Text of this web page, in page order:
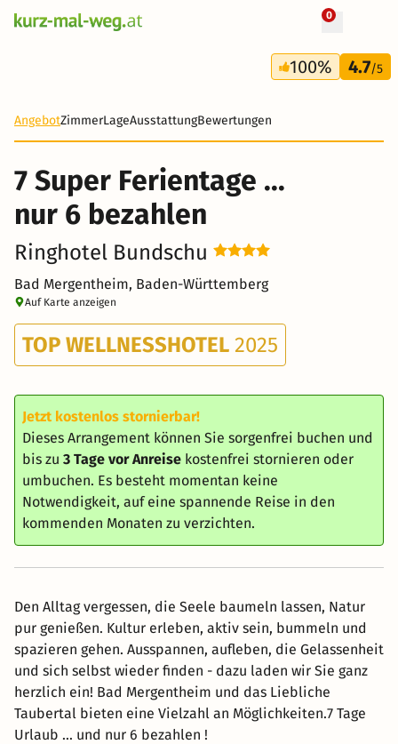
0
8 Tage
539 €
100% 4.7/5
AngebotZimmerLageAusstattungBewertungen
7 Super Ferientage ...
nur 6 bezahlen
Ringhotel Bundschu
Bad Mergentheim, Baden-Württemberg
Auf Karte anzeigen
TOP WELLNESSHOTEL 2025
Jetzt kostenlos stornierbar!
Dieses Arrangement können Sie sorgenfrei buchen und
bis zu 3 Tage vor Anreise kostenfrei stornieren oder
umbuchen. Es besteht momentan keine
Notwendigkeit, auf eine spannende Reise in den
kommenden Monaten zu verzichten.
Den Alltag vergessen, die Seele baumeln lassen, Natur
pur genießen. Kultur erleben, aktiv sein, bummeln und
spazieren gehen. Ausspannen, aufleben, die Gelassenheit
und sich selbst wieder finden - dazu laden wir Sie ganz
herzlich ein! Bad Mergentheim und das Liebliche
Taubertal bieten eine Vielzahl an Möglichkeiten.7 Tage
Urlaub … und nur 6 bezahlen !